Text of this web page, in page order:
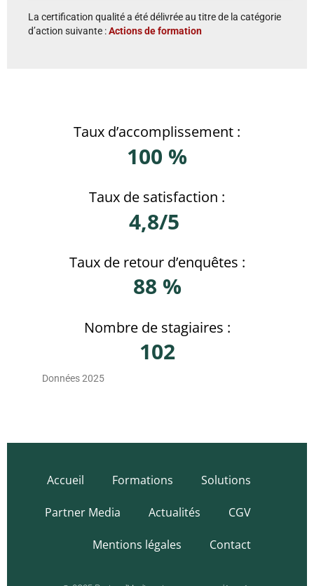
La certification qualité a été délivrée au titre de la catégorie
d’action suivante :Actions de formation
Nombre de stagiaires :
102
Taux de retour d’enquêtes :
88 %
Taux de satisfaction :
4,8/5
Taux d’accomplissement :
100 %
Données 2025
Accueil Formations Solutions
Partner Media Actualités CGV
Mentions légales Contact